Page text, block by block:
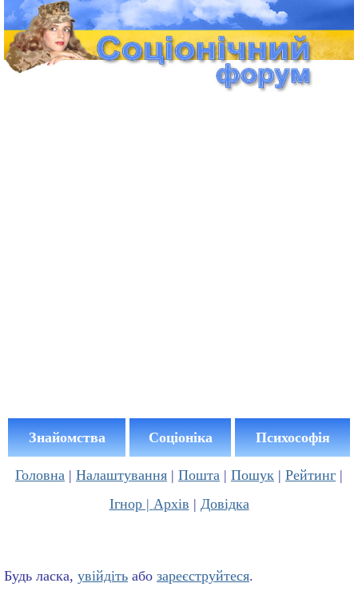
Знайомства Соціоніка Психософія
Головна | Налаштування | Пошта | Пошук | Рейтинг |
Ігнор | Архів | Довідка
Будь ласка, увійдіть або зареєструйтеся.